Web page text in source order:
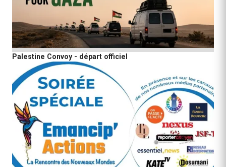
Palestine Convoy - départ officiel